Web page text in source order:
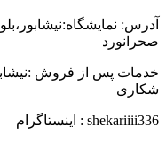
آدرس:
صحرانورد
شکاری
shekariiii336 : اینستا‌گرام